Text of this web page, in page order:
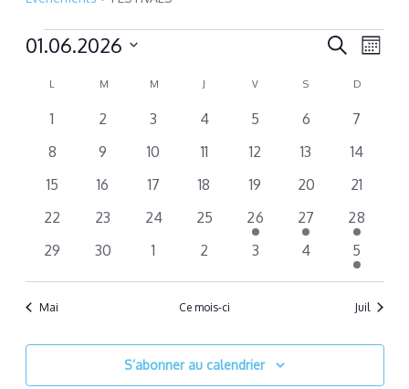
Évènements
Recherche
navigation
Recherche
Mois
01.06.2026
Calendrier
Évènements
L M M MERCREDIJ V VENDREDI
S D
01
0
2
0
3
0
4
0
5
0
6
0
7
0
8
0
9
0
10
0
11
0
12
0
13
0
14
0
15
0
16
0
17
0
18
0
19
0
20
0
21
0
22
0
23
0
24
0
évènements
25
1
évènement
26
1
évènement
27
128
0
29
0
30
01
0
2
0
3
0
évènements
4
15
Mai Ce mois-ci Juil
S’abonner au calendrier